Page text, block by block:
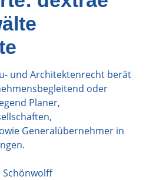
und Architektenrecht berät
oder
Planer,
Generalübernehmer in